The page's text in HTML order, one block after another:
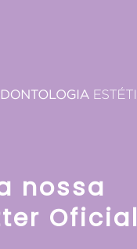
nossa
Oficial